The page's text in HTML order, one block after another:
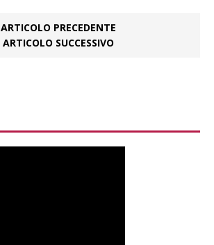
ARTICOLO PRECEDENTE
ARTICOLO SUCCESSIVO